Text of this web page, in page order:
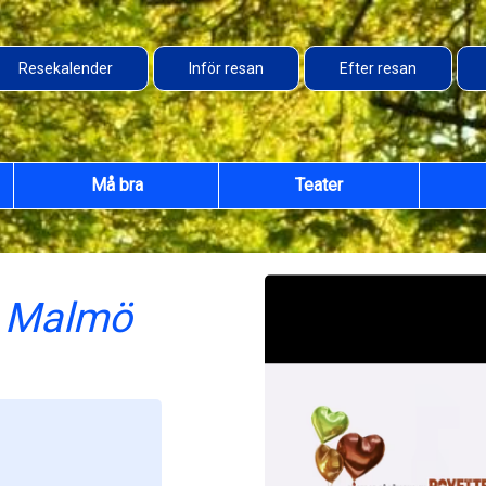
Resekalender Inför resan Efter resan
Må bra Teater